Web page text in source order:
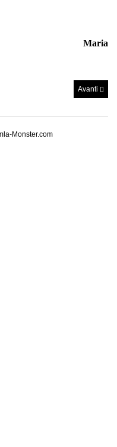
Avanti
Monster.com